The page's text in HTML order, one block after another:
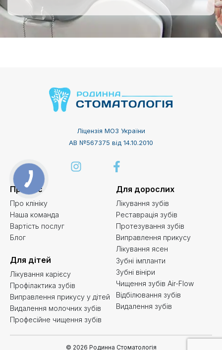
Ліцензія МОЗ України
АВ №567375 від 14.10.2010
Про нас
Про клініку
Наша команда
Вартість послуг
Блог
Для дорослих
Лікування зубів
Реставрація зубів
Протезування зубів
Виправлення прикусу
Лікування ясен
Зубні імпланти
Зубні вініри
Чищення зубів Air-Flow
Відбілювання зубів
Видалення зубів
Для дітей
Лікування карієсу
Профілактика зубів
Виправлення прикусу у дітей
Видалення молочних зубів
Професійне чищення зубів
© 2026 Родинна Стоматологія